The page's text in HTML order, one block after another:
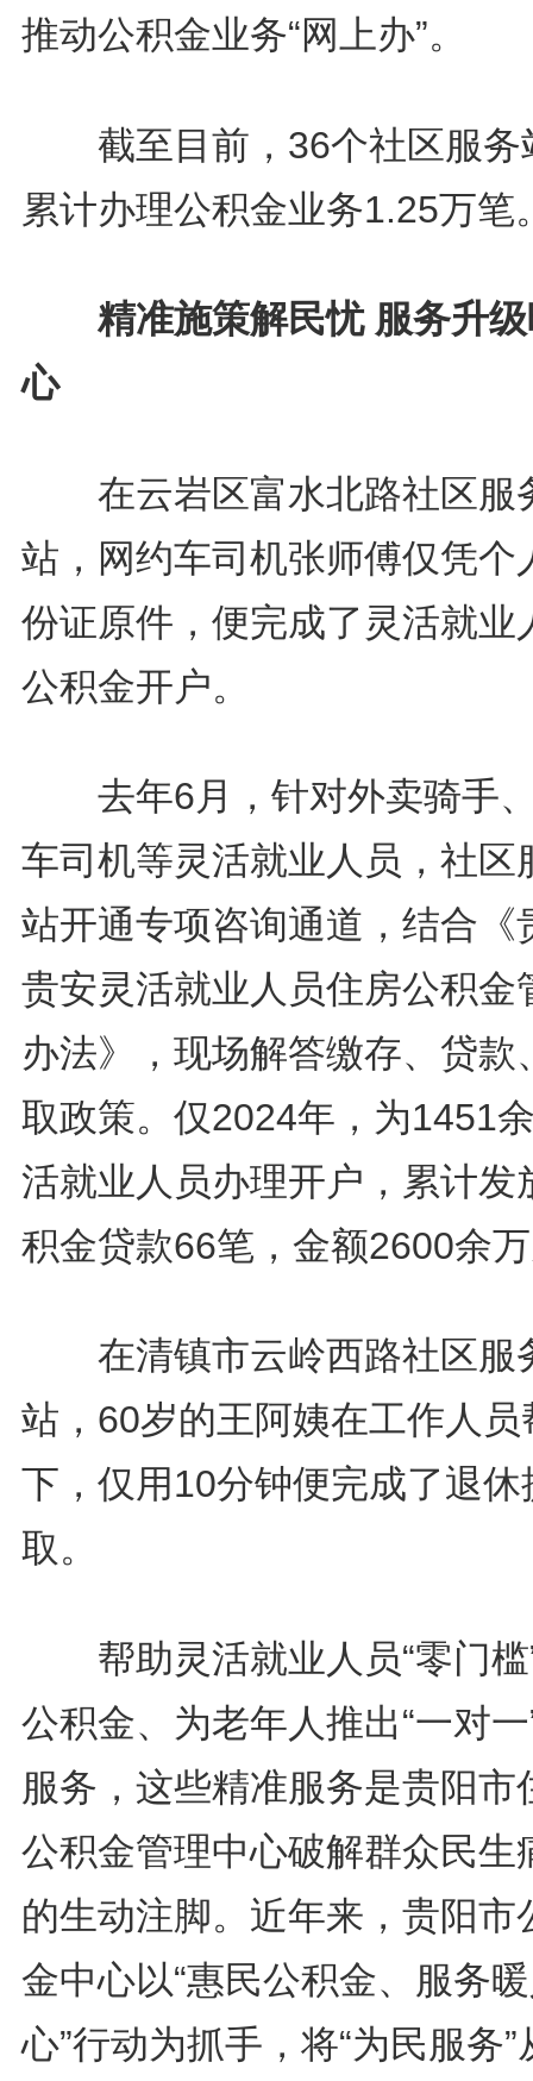
推动公积金业务“网上办”。
截至目前，36个社区服务
累计办理公积金业务1.25万笔
精准施策解民忧 服务升
心
在云岩区富水北路社区服
站，网约车司机张师傅仅凭个
份证原件，便完成了灵活就业
公积金开户。
去年6月，针对外卖骑手
车司机等灵活就业人员，社区
站开通专项咨询通道，结合《
贵安灵活就业人员住房公积金
办法》，现场解答缴存、贷款
取政策。仅2024年，为1451
活就业人员办理开户，累计发
积金贷款66笔，金额2600余
在清镇市云岭西路社区服
站，60岁的王阿姨在工作人员
下，仅用10分钟便完成了退休
取。
帮助灵活就业人员“零门槛
公积金、为老年人推出“一对
服务，这些精准服务是贵阳市
公积金管理中心破解群众民生
的生动注脚。近年来，贵阳市
金中心以“惠民公积金、服务
心”行动为抓手，将“为民服务”